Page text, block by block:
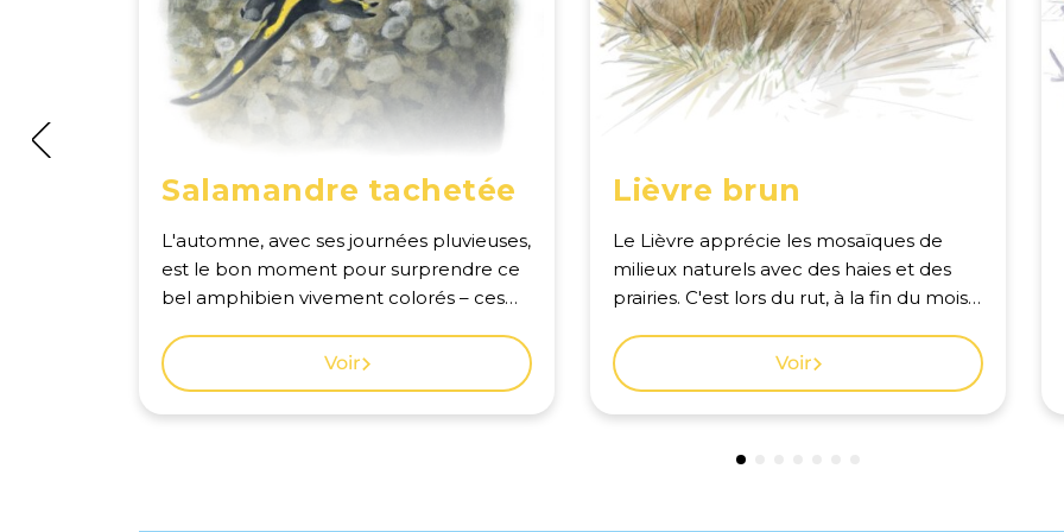
Salamandre tachetée
L'automne, avec ses journées pluvieuses,
est le bon moment pour surprendre ce
bel amphibien vivement colorés – ces
vit dans les sous-bois. Voir la carte des
observations à Genève.
Voir
Lièvre brun
Le Lièvre apprécie les mosaïques de
milieux naturels avec des haies et des
prairies. C'est lors du rut, à la fin du mois
surprendre cet animal timide. Voir la
carte des observations à Genève.
Voir